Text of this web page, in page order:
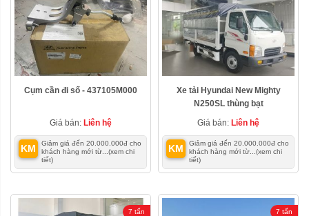
Cụm cần đi số - 437105M000
Giá bán: Liên hệ
KM
Giảm giá đến 20.000.000đ cho
khách hàng mới từ... (xem chi
tiết)
Xe tải Hyundai New Mighty
N250SL thùng bạt
Giá bán: Liên hệ
KM
Giảm giá đến 20.000.000đ cho
khách hàng mới từ... (xem chi
tiết)
7 tấn 7 tấn